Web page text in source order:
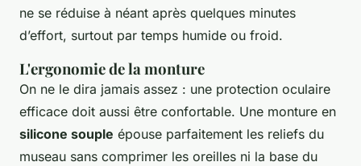
ne se réduise à néant après quelques minutes
d’effort, surtout par temps humide ou froid.
L'ergonomie de la monture
On ne le dira jamais assez : une protection oculaire
efficace doit aussi être confortable. Une monture en
silicone souple épouse parfaitement les reliefs du
museau sans comprimer les oreilles ni la base du